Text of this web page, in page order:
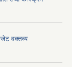
वक्तव्य